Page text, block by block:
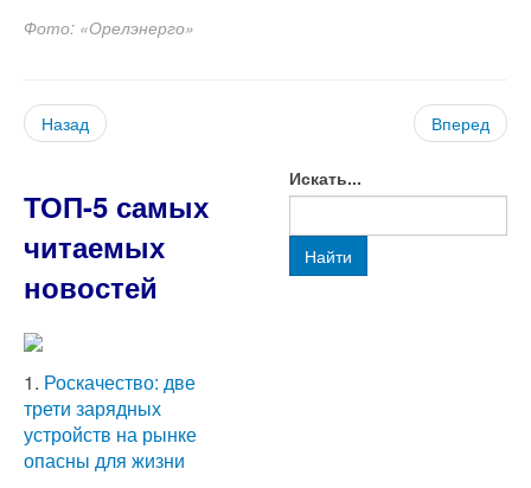
Фото: «Орелэнерго»
Назад Вперед
ТОП-5 самых
читаемых
новостей
1. Роскачество: две
трети зарядных
устройств на рынке
опасны для жизни
Искать...
Найти